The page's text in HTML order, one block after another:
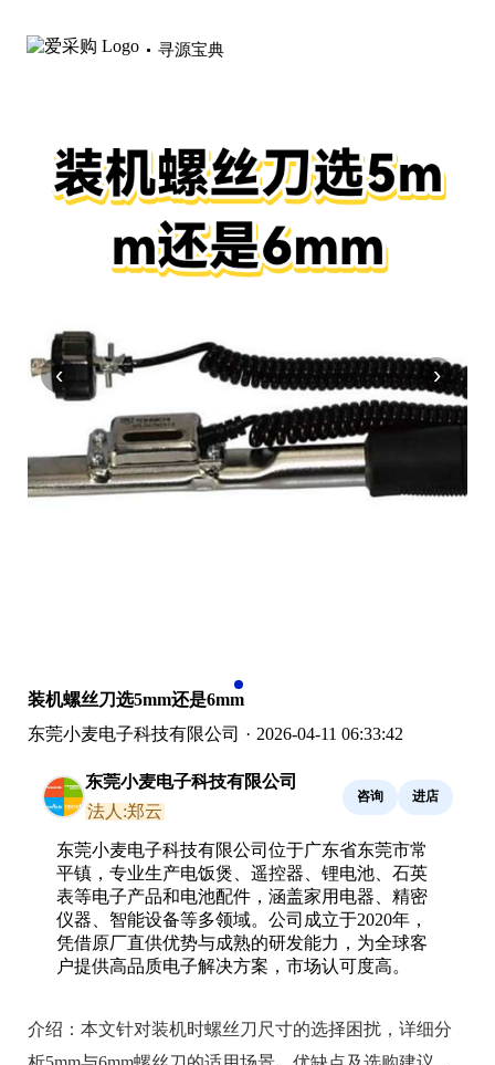
寻源宝典
‹ ›
装机螺丝刀选5mm还是6mm
东莞小麦电子科技有限公司 · 2026-04-11 06:33:42
东莞小麦电子科技有限公司
法人:郑云
咨询 进店
东莞小麦电子科技有限公司位于广东省东莞市常
平镇，专业生产电饭煲、遥控器、锂电池、石英
表等电子产品和电池配件，涵盖家用电器、精密
仪器、智能设备等多领域。公司成立于2020年，
凭借原厂直供优势与成熟的研发能力，为全球客
户提供高品质电子解决方案，市场认可度高。
介绍： 本文针对装机时螺丝刀尺寸的选择困扰，详细分